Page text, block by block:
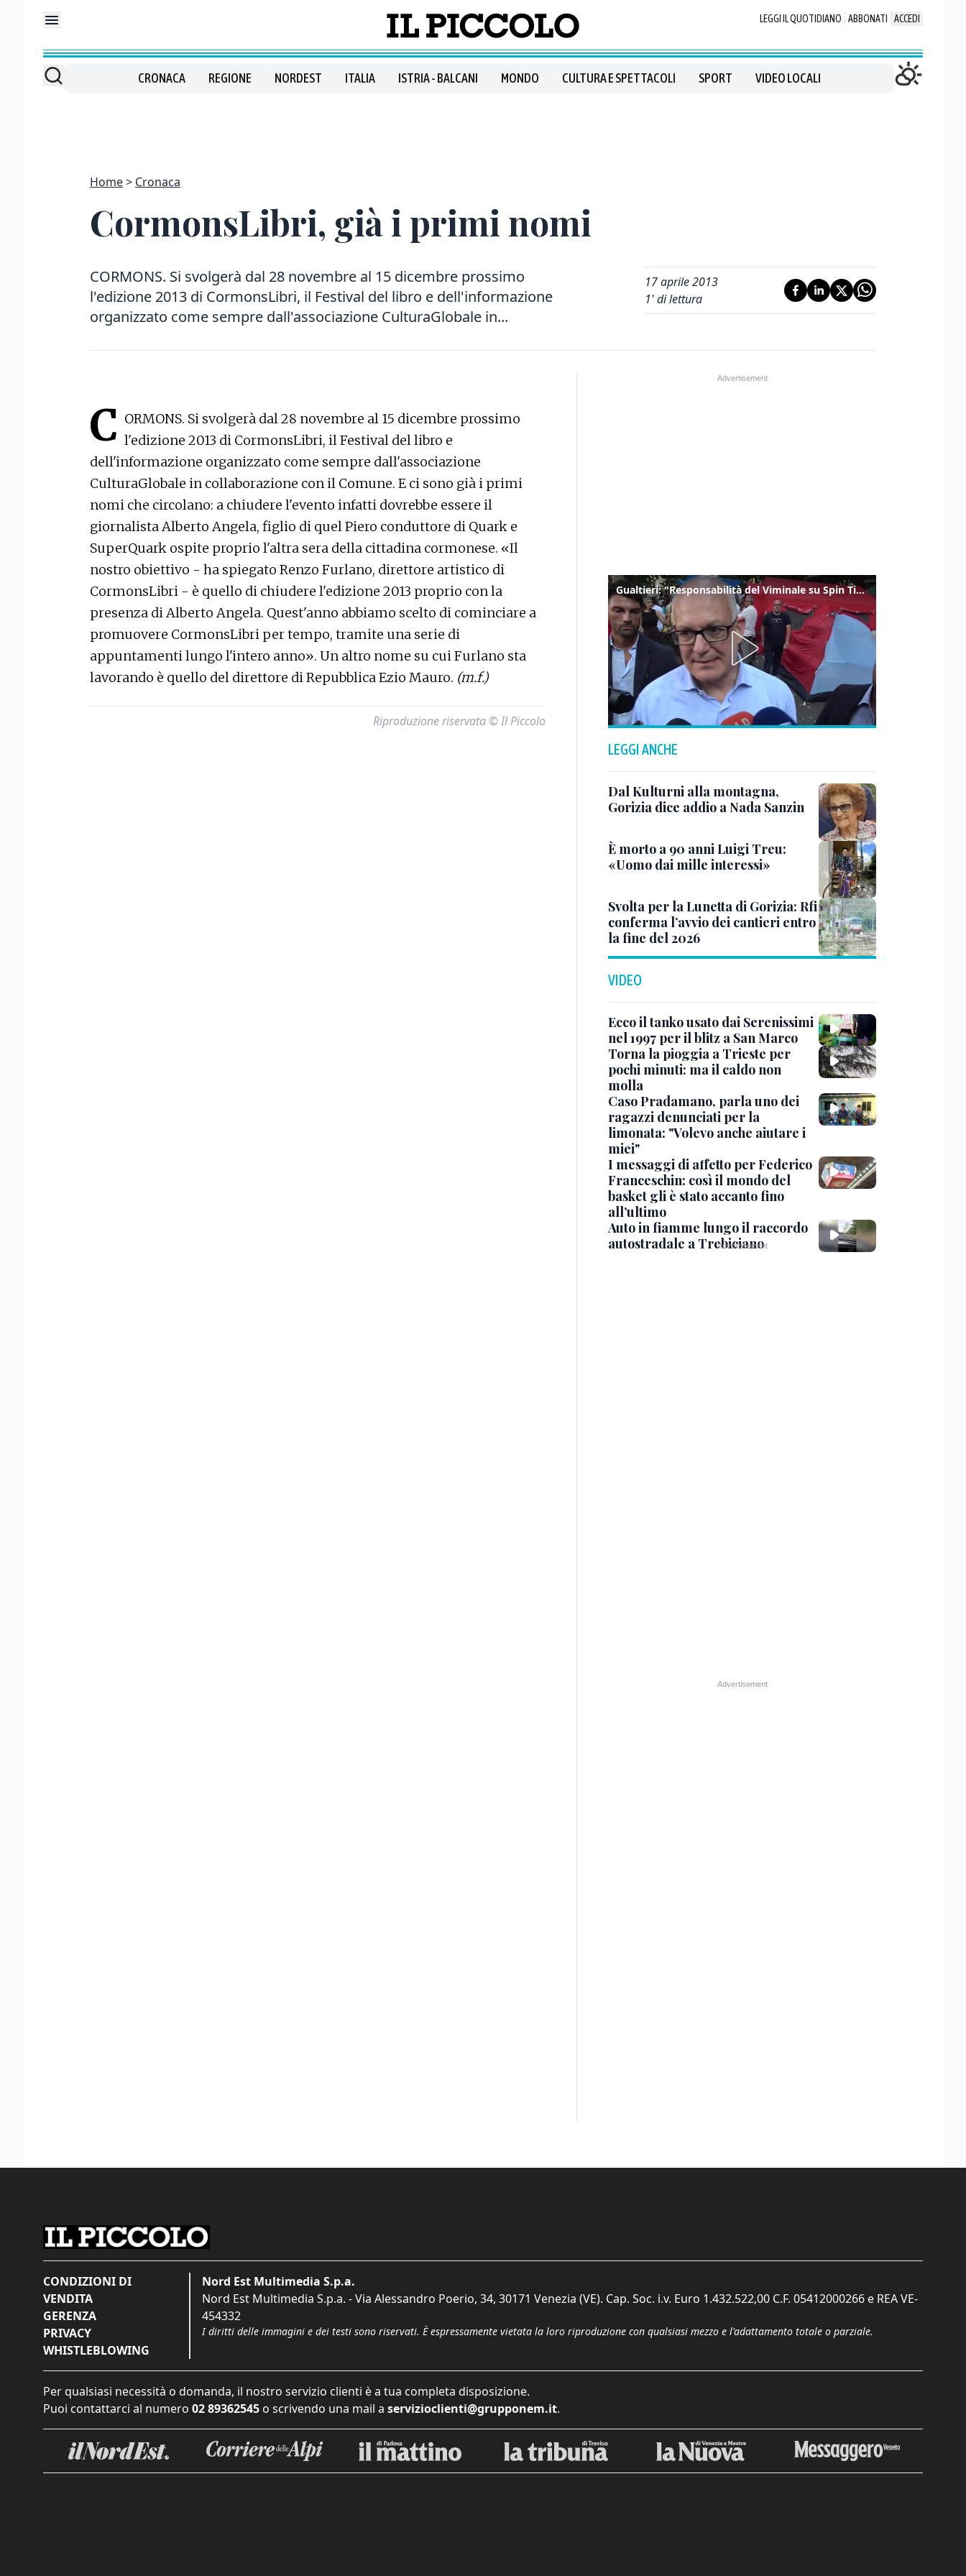
LEGGI IL QUOTIDIANO ABBONATI ACCEDI
CRONACA REGIONE NORDEST ITALIA ISTRIA - BALCANI MONDO CULTURA E SPETTACOLI SPORT VIDEO LOCALI
Home Cronaca
CormonsLibri, già i primi nomi
CORMONS. Si svolgerà dal 28 novembre al 15 dicembre prossimo
l'edizione 2013 di CormonsLibri, il Festival del libro e dell'informazione
organizzato come sempre dall'associazione CulturaGlobale in...
17 aprile 2013
1' di lettura
C ORMONS. Si svolgerà dal 28 novembre al 15 dicembre prossimo
l'edizione 2013 di CormonsLibri, il Festival del libro e
dell'informazione organizzato come sempre dall'associazione
CulturaGlobale in collaborazione con il Comune. E ci sono già i primi
nomi che circolano: a chiudere l'evento infatti dovrebbe essere il
giornalista Alberto Angela, figlio di quel Piero conduttore di Quark e
SuperQuark ospite proprio l'altra sera della cittadina cormonese. «Il
nostro obiettivo - ha spiegato Renzo Furlano, direttore artistico di
CormonsLibri - è quello di chiudere l'edizione 2013 proprio con la
presenza di Alberto Angela. Quest'anno abbiamo scelto di cominciare a
promuovere CormonsLibri per tempo, tramite una serie di
appuntamenti lungo l'intero anno». Un altro nome su cui Furlano sta
lavorando è quello del direttore di Repubblica Ezio Mauro. (m.f.)
Riproduzione riservata © Il Piccolo
Gualtieri: "Responsabilità del Viminale su Spin Time? La posizione dei partiti è nota"
LEGGI ANCHE
Dal Kulturni alla montagna,
Gorizia dice addio a Nada Sanzin
È morto a 90 anni Luigi Treu:
«Uomo dai mille interessi»
Svolta per la Lunetta di Gorizia: Rfi
conferma l’avvio dei cantieri entro
la fine del 2026
VIDEO
Ecco il tanko usato dai Serenissimi
nel 1997 per il blitz a San Marco
Torna la pioggia a Trieste per
pochi minuti: ma il caldo non
molla
Caso Pradamano, parla uno dei
ragazzi denunciati per la
limonata: "Volevo anche aiutare i
miei"
I messaggi di affetto per Federico
Franceschin: così il mondo del
basket gli è stato accanto fino
all’ultimo
Auto in fiamme lungo il raccordo
autostradale a Trebiciano
CONDIZIONI DI
VENDITA
GERENZA
PRIVACY
WHISTLEBLOWING
Nord Est Multimedia S.p.a.
Nord Est Multimedia S.p.a. - Via Alessandro Poerio, 34, 30171 Venezia (VE). Cap. Soc. i.v. Euro 1.432.522,00 C.F. 05412000266 e REA VE-
454332
I diritti delle immagini e dei testi sono riservati. È espressamente vietata la loro riproduzione con qualsiasi mezzo e l'adattamento totale o parziale.
Per qualsiasi necessità o domanda, il nostro servizio clienti è a tua completa disposizione.
Puoi contattarci al numero 02 89362545 o scrivendo una mail a servizioclienti@grupponem.it.